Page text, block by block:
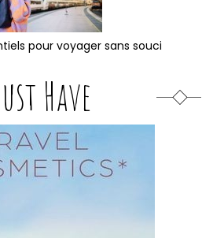
pour voyager sans souci
Have